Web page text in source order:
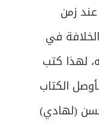
زمن
في
لهذا كتب
الكتاب
(لهادي)